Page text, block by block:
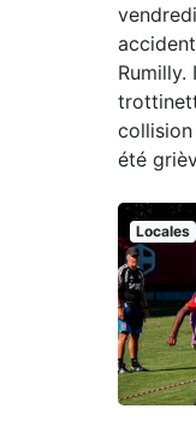
Rumilly.
collision
été
Locales